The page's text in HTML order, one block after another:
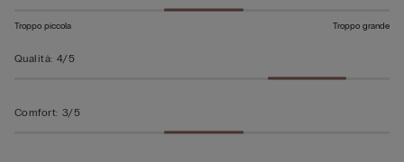
Troppo piccola Troppo grande
Qualità: 4/5
Comfort: 3/5